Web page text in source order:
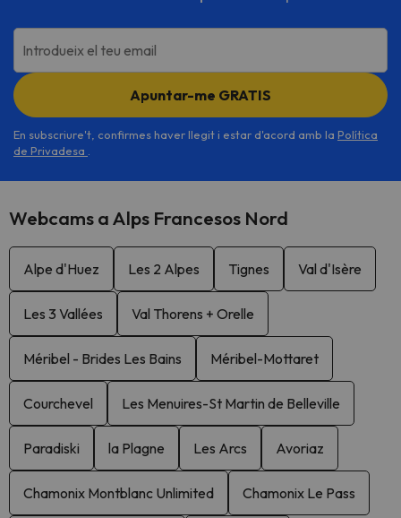
Introdueix el teu email
Apuntar-me GRATIS
En subscriure't, confirmes haver llegit i estar d'acord amb la Política
de Privadesa
Webcams a Alps Francesos Nord
Alpe d'Huez Les 2 Alpes Tignes Val d'Isère
Les 3 Vallées Val Thorens + Orelle
Méribel - Brides Les Bains Méribel-Mottaret
Courchevel Les Menuires-St Martin de Belleville
Paradiski la Plagne Les Arcs Avoriaz
Chamonix Montblanc Unlimited Chamonix Le Pass